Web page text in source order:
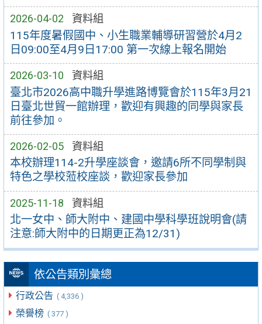
2026-04-02 資料組
115年度暑假國中、小生職業輔導研習營於4月2
日09:00至4月9日17:00 第一次線上報名開始
2026-03-10 資料組
臺北市2026高中職升學進路博覽會於115年3月21
日臺北世貿一館辦理，歡迎有興趣的同學與家長
前往參加。
2026-02-05 資料組
本校辦理114-2升學座談會，邀請6所不同學制與
特色之學校蒞校座談，歡迎家長參加
2025-11-18 資料組
北一女中、師大附中、建國中學科學班說明會(請
注意:師大附中的日期更正為12/31)
依公告類別彙總
行政公告 ( 4,336 )
榮譽榜 ( 377 )